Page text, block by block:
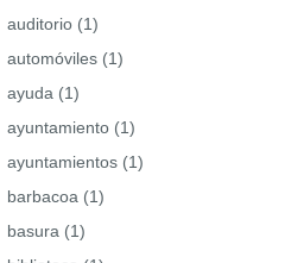
auditorio (1)
automóviles (1)
ayuda (1)
ayuntamiento (1)
ayuntamientos (1)
barbacoa (1)
basura (1)